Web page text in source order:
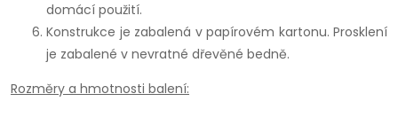
domácí použití.
Konstrukce je zabalená v papírovém kartonu. Prosklení
je zabalené v nevratné dřevěné bedně.
Rozměry a hmotnosti balení: